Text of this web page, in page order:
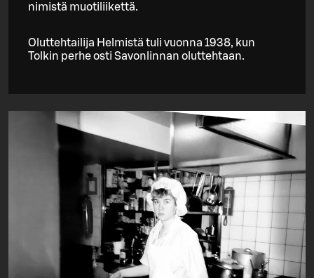
nimistä muotiliikettä.
Oluttehtailija Helmistä tuli vuonna 1938, kun
Tolkin perhe osti Savonlinnan oluttehtaan.